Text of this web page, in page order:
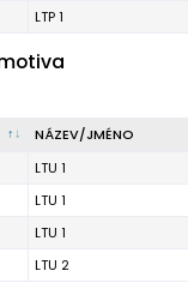
LTP 1
NÁZEV/JMÉNO
LTU 1
LTU 1
LTU 1
LTU 2